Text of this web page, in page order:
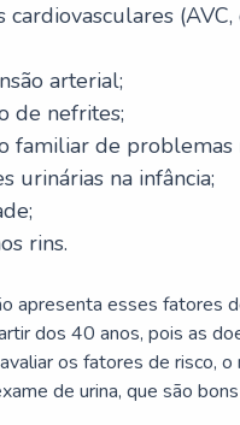
cardiovasculares
arterial;
de nefrites;
familiar de problemas
urinárias na infância;
rins.
apresenta esses fatores
dos 40 anos, pois as
os fatores de risco,
de urina, que são